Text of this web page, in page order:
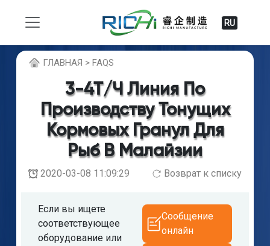
RU
ГЛABHAЯ > FAQS
3-4Т/Ч Линия По
Производству Тонущих
Кормовых Гранул Для
Рыб В Малайзии
2020-03-08 11:09:29 Возврат к списку
Если вы ищете
соответствующее
оборудование или
Сообщение
онлайн